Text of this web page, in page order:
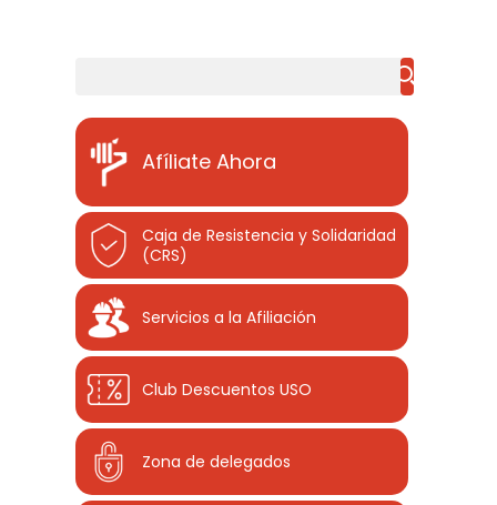
Afíliate Ahora
Caja de Resistencia y Solidaridad
(CRS)
Servicios a la Afiliación
Club Descuentos USO
Zona de delegados